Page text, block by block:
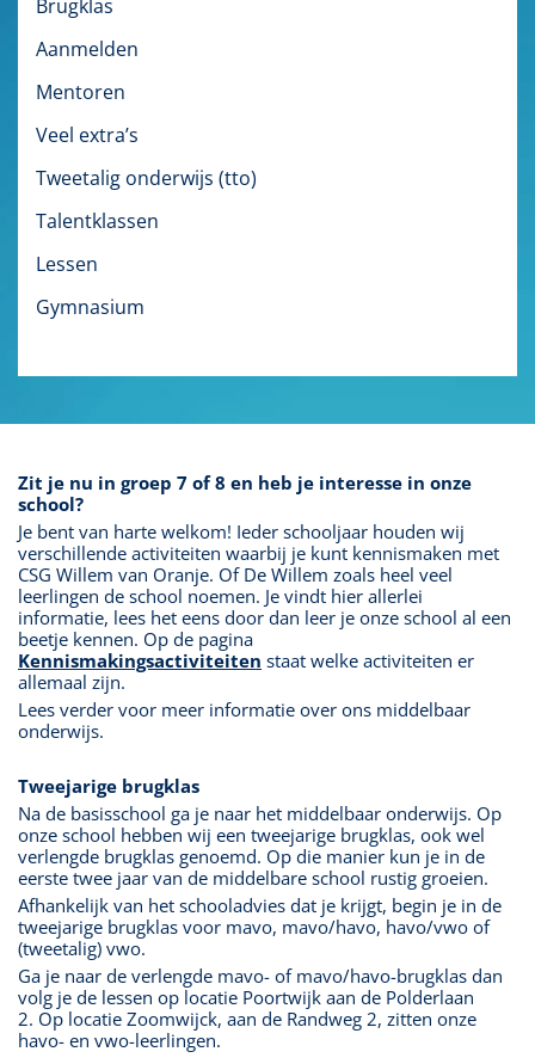
Brugklas
Aanmelden
Mentoren
Veel extra’s
Tweetalig onderwijs (tto)
Talentklassen
Lessen
Gymnasium
Zit je nu in groep 7 of 8 en heb je interesse in onze
school?
Je bent van harte welkom! Ieder schooljaar houden wij
verschillende activiteiten waarbij je kunt kennismaken met
CSG Willem van Oranje. Of De Willem zoals heel veel
leerlingen de school noemen. Je vindt hier allerlei
informatie, lees het eens door dan leer je onze school al een
beetje kennen. Op de pagina
Kennismakingsactiviteiten staat welke activiteiten er
allemaal zijn.
Lees verder voor meer informatie over ons middelbaar
onderwijs.
Tweejarige brugklas
Na de basisschool ga je naar het middelbaar onderwijs. Op
onze school hebben wij een tweejarige brugklas, ook wel
verlengde brugklas genoemd. Op die manier kun je in de
eerste twee jaar van de middelbare school rustig groeien.
Afhankelijk van het schooladvies dat je krijgt, begin je in de
tweejarige brugklas voor mavo, mavo/havo, havo/vwo of
(tweetalig) vwo.
Ga je naar de verlengde mavo- of mavo/havo-brugklas dan
volg je de lessen op locatie Poortwijk aan de Polderlaan
2. Op locatie Zoomwijck, aan de Randweg 2, zitten onze
havo- en vwo-leerlingen.